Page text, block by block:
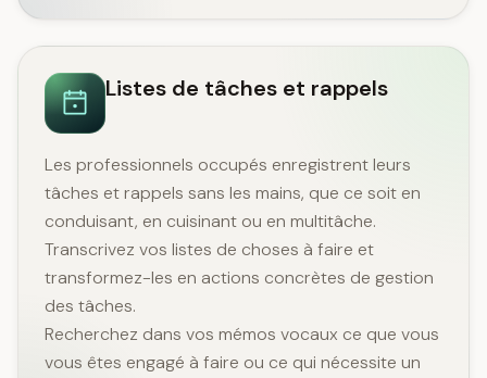
Listes de tâches et rappels
Les professionnels occupés enregistrent leurs
tâches et rappels sans les mains, que ce soit en
conduisant, en cuisinant ou en multitâche.
Transcrivez vos listes de choses à faire et
transformez-les en actions concrètes de gestion
des tâches.
Recherchez dans vos mémos vocaux ce que vous
vous êtes engagé à faire ou ce qui nécessite un